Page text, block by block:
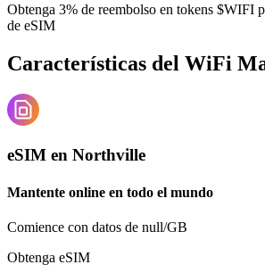
Obtenga 3% de reembolso en tokens $WIFI
de eSIM
Características del WiFi
eSIM en Northville
Mantente online en todo el mundo
Comience con datos de null/GB
Obtenga eSIM